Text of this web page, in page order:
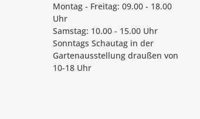
Montag - Freitag: 09.00 - 18.00
Uhr
Samstag: 10.00 - 15.00 Uhr
Sonntags Schautag in der
Gartenausstellung draußen von
10-18 Uhr